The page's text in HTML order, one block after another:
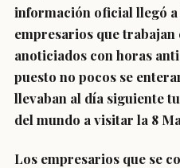
información oficial llegó
empresarios que
anoticiados con horas
puesto no pocos se
llevaban al día siguiente
del mundo a visitar la 8
Los empresarios que se